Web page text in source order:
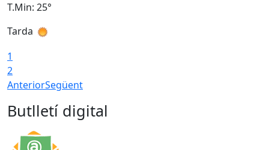
T.Min: 25°
Tarda
1
2
AnteriorSegüent
Butlletí digital